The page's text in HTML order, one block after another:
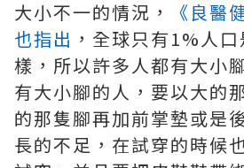
大小不一的情況，
《良醫
也指出 ，全球只有1%人
樣，所以許多人都有大小
有大小腳的人，要以大的
的那隻腳再加前掌墊或是
長的不足，在試穿的時候